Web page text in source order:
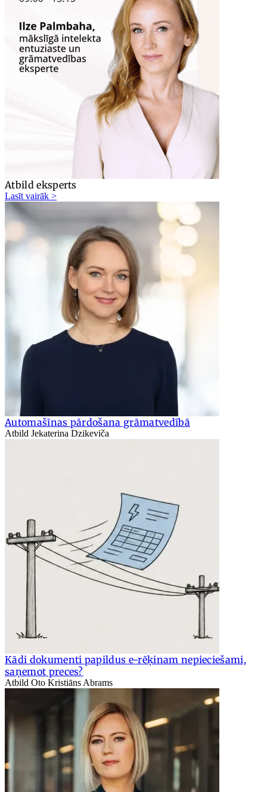
Atbild eksperts
Lasīt vairāk >
Automašīnas pārdošana grāmatvedībā
Atbild Jekaterina Dzikeviča
Kādi dokumenti papildus e-rēķinam nepieciešami,
saņemot preces?
Atbild Oto Kristiāns Abrams